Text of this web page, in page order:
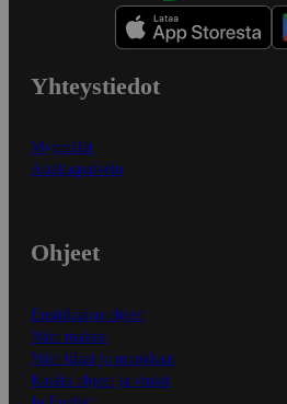
Yhteystiedot
Myymälät
Asiakaspalvelu
Ohjeet
Ensitilaajan ohjeet
Näin maksat
Näin tilaat ja muokkaat
Kaikki ohjeet ja vinkit